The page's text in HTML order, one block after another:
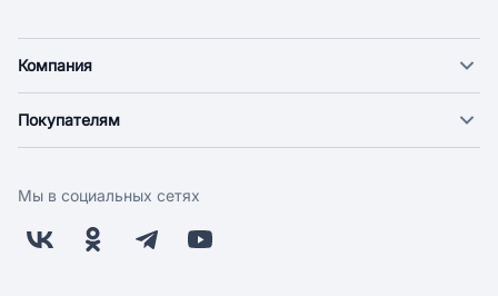
Компания
Новости
Поставщикам
Заводчикам
Покупателям
Оплата
Бонусная программа
Мы в социальных сетях